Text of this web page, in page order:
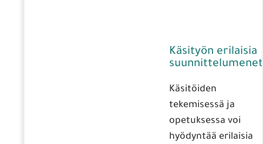
Käsityön erilaisia
Käsitöiden
tekemisessä ja
opetuksessa voi
hyödyntää erilaisia